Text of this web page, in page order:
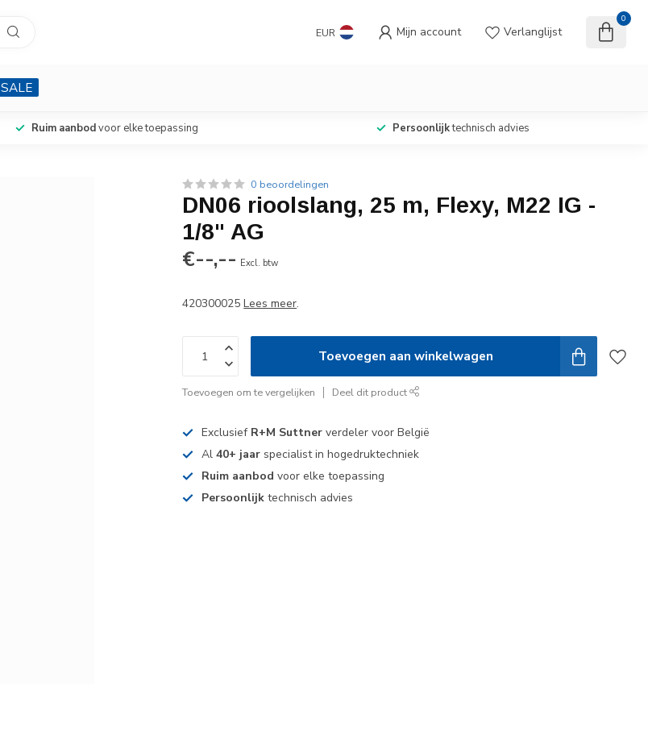
EUR Mijn account Verlanglijst
0
SALE
Ruim aanbodvoor elke toepassing Persoonlijktechnisch advies
0 beoordelingen
DN06 rioolslang, 25 m, Flexy, M22 IG -
1/8" AG
€--,-- Excl. btw
420300025Lees meer.
Toevoegen aan winkelwagen
Toevoegen om te vergelijken Deel dit product
Exclusief R+M Suttner verdeler voor België
Al40+ jaar specialist in hogedruktechniek
Ruim aanbod voor elke toepassing
Persoonlijk technisch advies